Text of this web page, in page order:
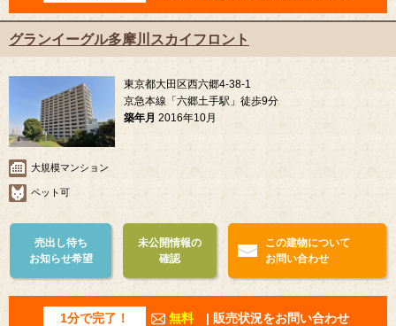
グランイーグル多摩川スカイフロント
東京都大田区西六郷4-38-1
京急本線「六郷土手駅」徒歩9分
築年月 2016年10月
大規模マンション
ペット可
売出し待ち
お知らせ希望
未公開情報の
確認
この建物について
お問い合わせ
1分で完了！ 無料 | 販売状況をお問い合わせ